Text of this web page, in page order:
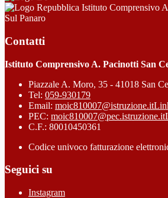
Istituto Comprensivo
Sul Panaro
Contatti
Istituto Comprensivo A. Pacinotti San
Piazzale A. Moro, 35 - 41018 San
Tel: 059-930179
Email: moic810007@istruzione.it
PEC: moic810007@pec.istruzione.it
C.F.: 80010450361
Codice univoco fatturazione
Seguici su
Instagram